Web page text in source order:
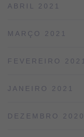
ABRIL 2021
MARÇO 2021
FEVEREIRO 2021
JANEIRO 2021
DEZEMBRO 2020